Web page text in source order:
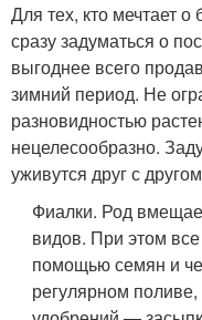
Для тех, кто мечтает
сразу задуматься о
выгоднее всего
зимний период. Не
разновидностью
нецелесообразно.
уживутся друг с
Фиалки. Род
видов. При этом
помощью семян и
регулярном